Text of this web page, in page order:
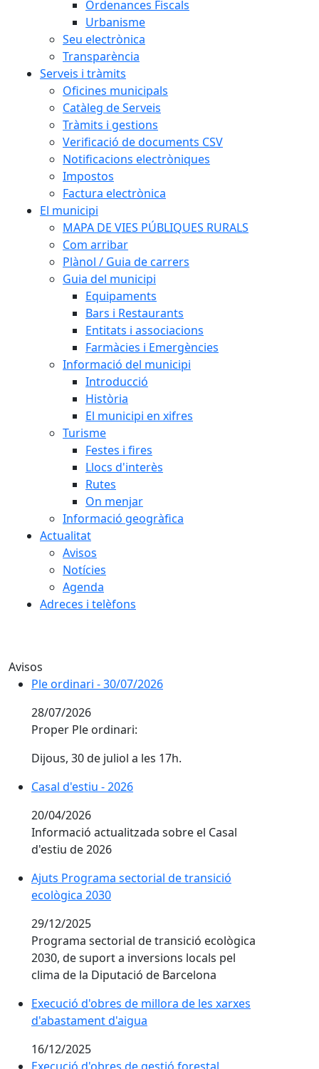
Ordenances Fiscals
Urbanisme
Seu electrònica
Transparència
Serveis i tràmits
Oficines municipals
Catàleg de Serveis
Tràmits i gestions
Verificació de documents CSV
Notificacions electròniques
Impostos
Factura electrònica
El municipi
MAPA DE VIES PÚBLIQUES RURALS
Com arribar
Plànol / Guia de carrers
Guia del municipi
Equipaments
Bars i Restaurants
Entitats i associacions
Farmàcies i Emergències
Informació del municipi
Introducció
Història
El municipi en xifres
Turisme
Festes i fires
Llocs d'interès
Rutes
On menjar
Informació geogràfica
Actualitat
Avisos
Notícies
Agenda
Adreces i telèfons
Avisos
Ple ordinari - 30/07/2026
Ple ordinari - 30/07/2026
28/07/2026
Proper Ple ordinari:
Dijous, 30 de juliol a les 17h.
Casal d'estiu - 2026
Casal d'estiu - 2026
20/04/2026
Informació actualitzada sobre el Casal
d'estiu de 2026
Ajuts Programa sectorial de transició ecològica 2030
Ajuts Programa sectorial de transició
ecològica 2030
29/12/2025
Programa sectorial de transició ecològica
2030, de suport a inversions locals pel
clima de la Diputació de Barcelona
Execució d'obres de millora de les xarxes
Execució d'obres de millora de les xarxes
d'abastament d'aigua
16/12/2025
Execució d'obres de gestió forestal sostenible 2024